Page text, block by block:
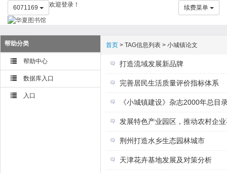
6071169 欢迎登录！ 续费菜单
帮助分类
帮助中心
数据库入口
入口
首页 > TAG信息列表 > 小城镇论文
打造流域发展新品牌
完善居民生活质量评价指标体系
《小城镇建设》杂志2000年总目
发展特色产业园区，推动农村企
荆州打造水乡生态园林城市
天津花卉基地发展及对策分析